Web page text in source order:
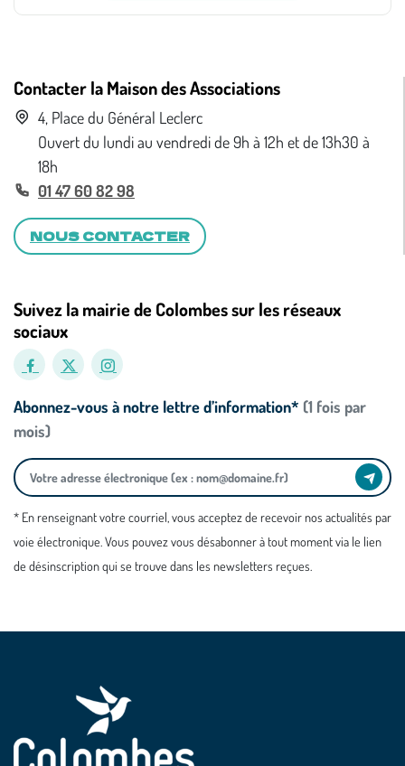
Contacter la Maison des Associations
4, Place du Général Leclerc
Ouvert du lundi au vendredi de 9h à 12h et de 13h30 à
18h
01 47 60 82 98
NOUS CONTACTER
Suivez la mairie de Colombes sur les réseaux
sociaux
Abonnez-vous à notre lettre d’information* (1 fois par
mois)
* En renseignant votre courriel, vous acceptez de recevoir nos actualités par
voie électronique. Vous pouvez vous désabonner à tout moment via le lien
de désinscription qui se trouve dans les newsletters reçues.